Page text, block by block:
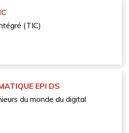
(TIC)
EPI DS
du monde du digital